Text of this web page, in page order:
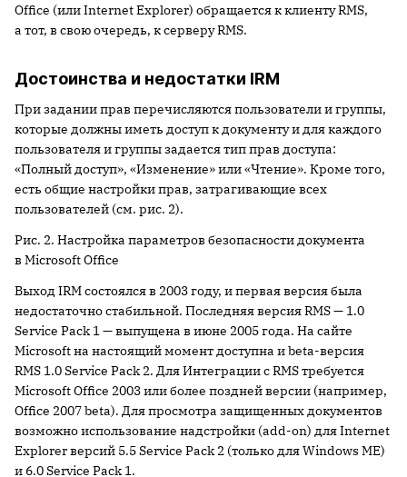
Office (или Internet Explorer) обращается к клиенту RMS,
а тот, в свою очередь, к серверу RMS.
Достоинства и недостатки IRM
При задании прав перечисляются пользователи и группы,
которые должны иметь доступ к документу и для каждого
пользователя и группы задается тип прав доступа:
«Полный доступ», «Изменение» или «Чтение». Кроме того,
есть общие настройки прав, затрагивающие всех
пользователей (см. рис. 2).
Рис. 2. Настройка параметров безопасности документа
в Microsoft Office
Выход IRM состоялся в 2003 году, и первая версия была
недостаточно стабильной. Последняя версия RMS — 1.0
Service Pack 1 — выпущена в июне 2005 года. На сайте
Microsoft на настоящий момент доступна и beta-версия
RMS 1.0 Service Pack 2. Для Интеграции с RMS требуется
Microsoft Office 2003 или более поздней версии (например,
Office 2007 beta). Для просмотра защищенных документов
возможно использование надстройки (add-on) для Internet
Explorer версий 5.5 Service Pack 2 (только для Windows ME)
и 6.0 Service Pack 1.